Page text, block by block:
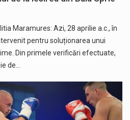
Maramures: Azi, 28 aprilie a.c., în
pentru soluționarea unui
Din primele verificări efectuate,
de…